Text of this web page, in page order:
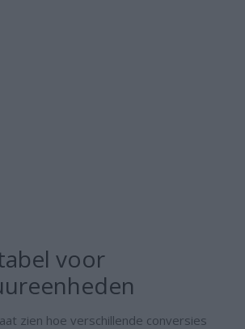
voor
zien hoe verschillende conversies